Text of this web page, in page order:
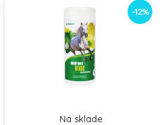
přísun výživných látek,
elektrolytů a vitamínů
zajištuje rychlou stabilizaci
fyzického stavu, efektivní
nastartování regenerace a
rychlý návrat k plné
-12%
Na sklade